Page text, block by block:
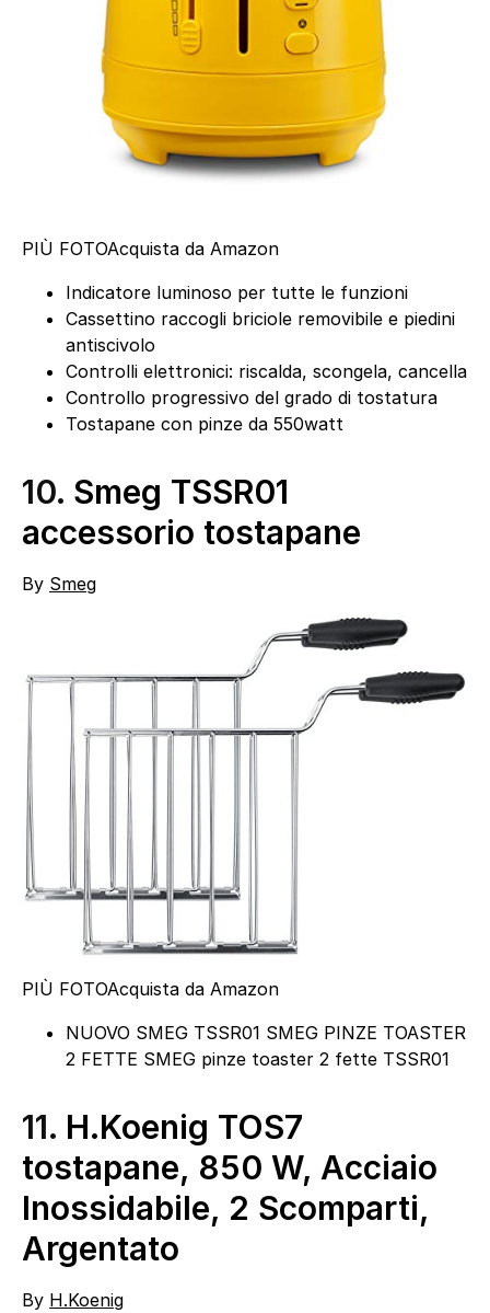
PIÙ FOTOAcquista da Amazon
Indicatore luminoso per tutte le funzioni
Cassettino raccogli briciole removibile e piedini
antiscivolo
Controlli elettronici: riscalda, scongela, cancella
Controllo progressivo del grado di tostatura
Tostapane con pinze da 550watt
10. Smeg TSSR01
accessorio tostapane
By Smeg
PIÙ FOTOAcquista da Amazon
NUOVO SMEG TSSR01 SMEG PINZE TOASTER
2 FETTE SMEG pinze toaster 2 fette TSSR01
11. H.Koenig TOS7
tostapane, 850 W, Acciaio
Inossidabile, 2 Scomparti,
Argentato
By H.Koenig